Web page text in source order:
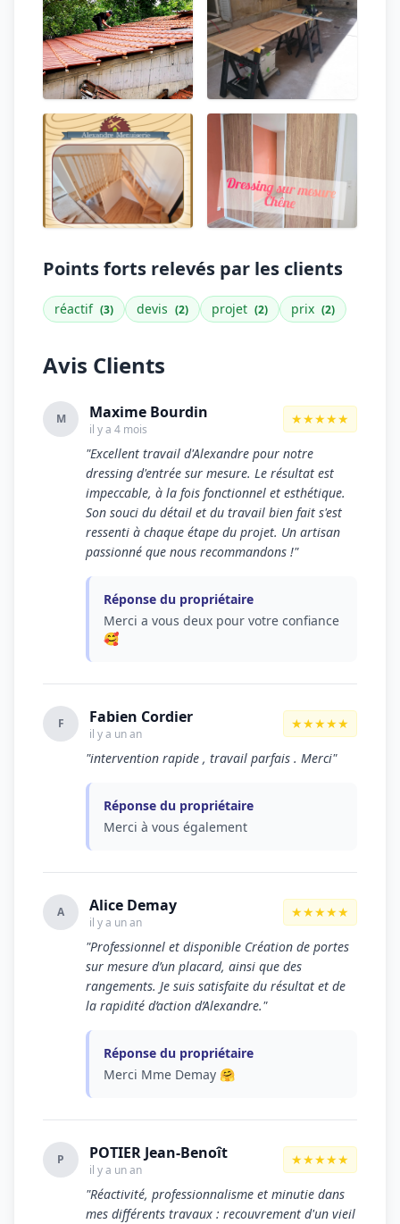
Points forts relevés par les clients
réactif (3) devis (2) projet (2) prix (2)
Avis Clients
M Maxime Bourdin
il y a 4 mois
★★★★★
"Excellent travail d'Alexandre pour notre
dressing d'entrée sur mesure. Le résultat est
impeccable, à la fois fonctionnel et esthétique.
Son souci du détail et du travail bien fait s'est
ressenti à chaque étape du projet. Un artisan
passionné que nous recommandons !"
Réponse du propriétaire
Merci a vous deux pour votre confiance
🥰
F Fabien Cordier
il y a un an
★★★★★
"intervention rapide , travail parfais . Merci"
Réponse du propriétaire
Merci à vous également
A Alice Demay
il y a un an
★★★★★
"Professionnel et disponible Création de portes
sur mesure d’un placard, ainsi que des
rangements. Je suis satisfaite du résultat et de
la rapidité d’action d’Alexandre."
Réponse du propriétaire
Merci Mme Demay 🤗
P POTIER Jean-Benoît
il y a un an
★★★★★
"Réactivité, professionnalisme et minutie dans
mes différents travaux : recouvrement d'un vieil